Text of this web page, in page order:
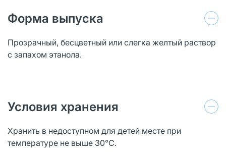
Форма выпуска
Прозрачный, бесцветный или слегка желтый раствор
с запахом этанола.
Условия хранения
Хранить в недоступном для детей месте при
температуре не выше 30°С.